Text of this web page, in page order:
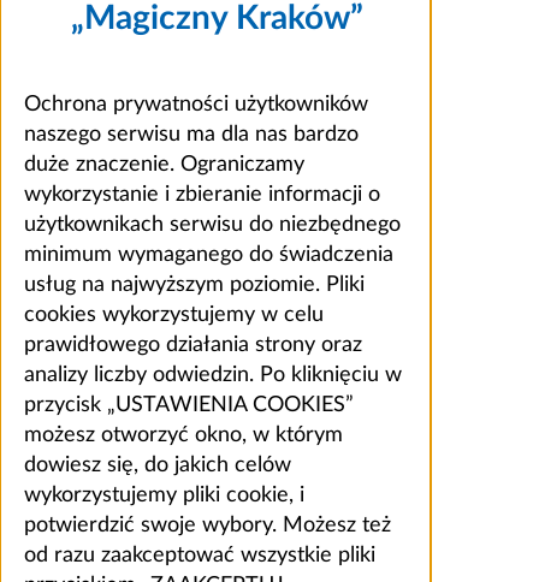
„Magiczny Kraków”
Ochrona prywatności użytkowników
naszego serwisu ma dla nas bardzo
duże znaczenie. Ograniczamy
wykorzystanie i zbieranie informacji o
użytkownikach serwisu do niezbędnego
minimum wymaganego do świadczenia
usług na najwyższym poziomie. Pliki
cookies wykorzystujemy w celu
prawidłowego działania strony oraz
analizy liczby odwiedzin. Po kliknięciu w
przycisk „USTAWIENIA COOKIES”
możesz otworzyć okno, w którym
dowiesz się, do jakich celów
wykorzystujemy pliki cookie, i
potwierdzić swoje wybory. Możesz też
od razu zaakceptować wszystkie pliki